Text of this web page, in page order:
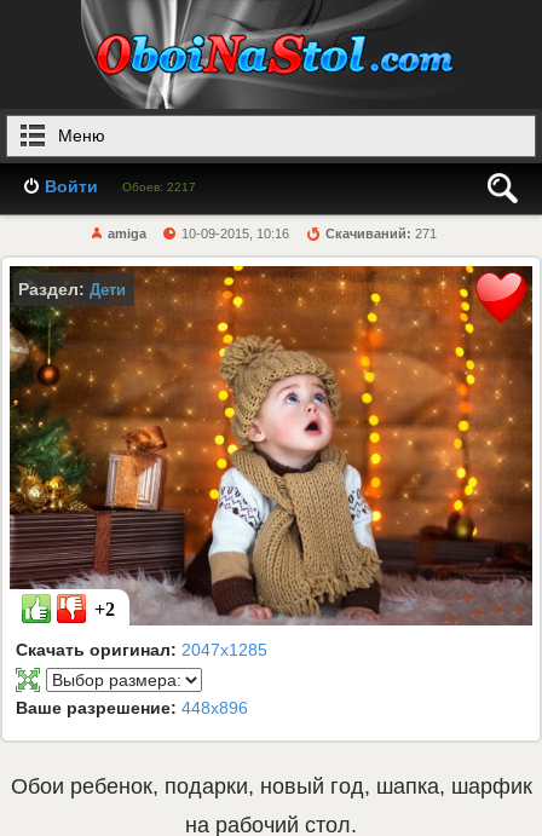
Меню
Войти Обоев: 2217
amiga 10-09-2015, 10:16 Скачиваний: 271
Раздел: Дети
+2
Скачать оригинал: 2047x1285
Ваше разрешение: 448x896
Обои ребенок, подарки, новый год, шапка, шарфик
на рабочий стол.